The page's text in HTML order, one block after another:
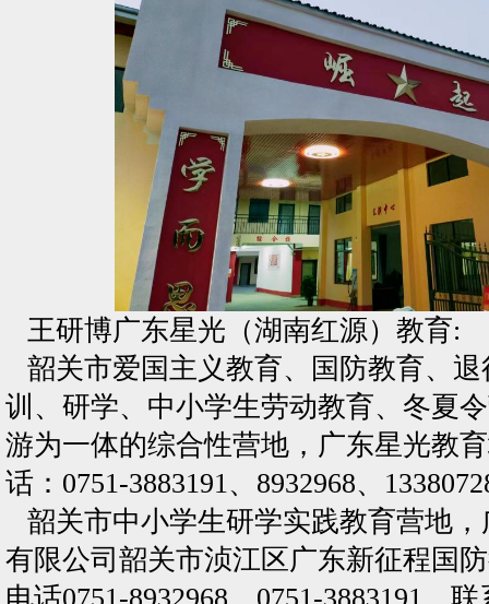
王研博广东星光（湖南红源）教育:
韶关市爱国主义教育、国防教育、
训、研学、中小学生劳动教育、冬夏
游为一体的综合性营地，广东星光教
话：0751-3883191、8932968、
韶关市中小学生研学实践教育营地
有限公司韶关市浈江区广东新征程国